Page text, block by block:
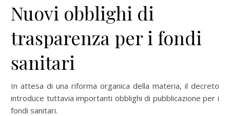
Nuovi obblighi di
trasparenza per i fondi
sanitari
In attesa di una riforma organica della materia, il decreto
introduce tuttavia importanti obblighi di pubblicazione per i
fondi sanitari.